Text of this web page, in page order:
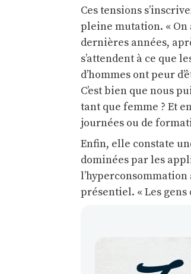
Ces tensions
pleine mutation. «
dernières années,
s’attendent à ce que
d’hommes ont peur
C’est bien que nous
tant que femme ? Et
journées ou de
Enfin, elle constate
dominées par les
présentiel. « Les